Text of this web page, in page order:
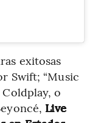
exitosas
Swift; “Music
o
Live